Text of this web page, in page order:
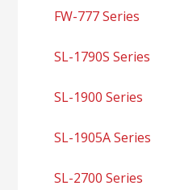
FW-777 Series
SL-1790S Series
SL-1900 Series
SL-1905A Series
SL-2700 Series